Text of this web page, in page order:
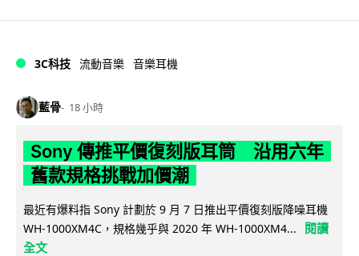
3C科技 流動音樂 音樂耳機
藍骨 18 小時
Sony 傳推平價復刻版耳筒 沿用六年
舊款規格挑戰加價潮
最近有爆料指 Sony 計劃於 9 月 7 日推出平價復刻版降噪耳機
WH-1000XM4C，規格幾乎與 2020 年 WH-1000XM4...
閱讀
全文